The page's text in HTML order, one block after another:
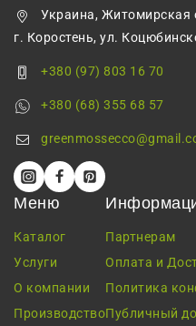
Украина, Житомирская
г. Коростень, ул.
+380 (97) 803 16 70
+380 (68) 355 68 57
Меню
Каталог
Услуги
О компании
Производство
Партнерам
Оплата и
Политика
Публичный